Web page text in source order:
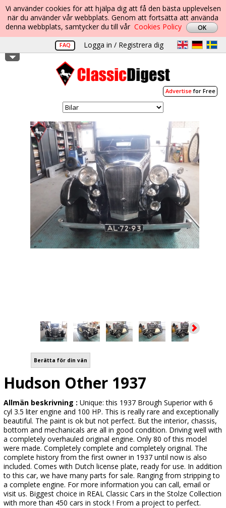
Vi använder cookies för att hjälpa dig att få den bästa upplevelsen
när du använder vår webbplats. Genom att fortsätta att använda
denna webbplats, samtycker du till vår Cookies Policy
FAQ Logga in / Registrera dig
Advertisefor Free
Berätta för din vän
Hudson Other 1937
Allmän beskrivning : Unique: this 1937 Brough Superior with 6
cyl 3.5 liter engine and 100 HP. This is really rare and exceptionally
beautiful. The paint is ok but not perfect. But the interior, chassis,
bottom and mechanicals are all in good condition. Driving well with
a completely overhauled original engine. Only 80 of this model
were made. Completely complete and completely original. The
complete history from the first owner in 1937 until now is also
included. Comes with Dutch license plate, ready for use. In addition
to this car, we have many parts for sale. Ranging from stripping to
a complete engine. For more information you can call, email or
visit us. Biggest choice in REAL Classic Cars in the Stolze Collection
with more than 450 cars in stock ! From a project to perfect.